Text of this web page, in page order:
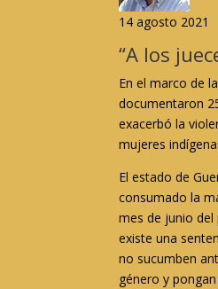
14 agosto 2021
“A los
En el marco de
documentaron
exacerbó la
mujeres
El estado de
consumado la
mes de junio del
existe una
no sucumben
género y